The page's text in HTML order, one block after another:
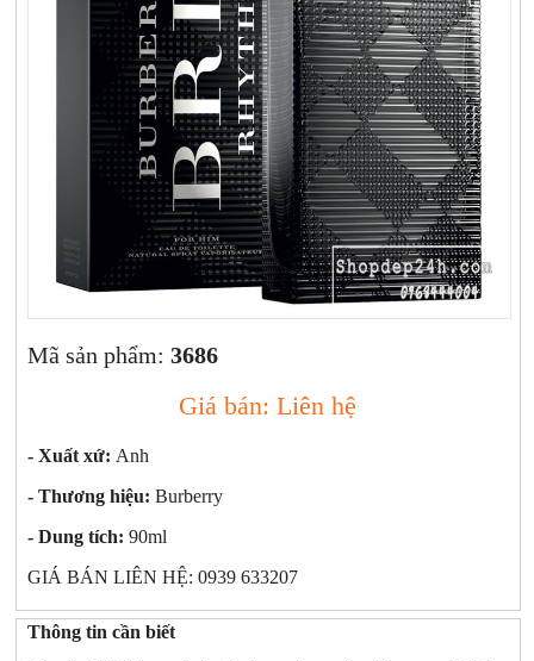
Xịt khoáng
Sữa rửa mặt | Tẩy trang | Lột mụn
Nước hoa hồng | Toner
Sản phẩm trang điểm khác
Kit | Samples các loại
Cushion | BB cream | CC cream
Giảm cân | Tăng cân
Sp chăm sóc da khác
Mã sản phẩm:3686
Giá bán: Liên hệ
- Xuất xứ: Anh
- Thương hiệu: Burberry
- Dung tích: 90ml
GIÁ BÁN LIÊN HỆ: 0939 633207
Thông tin cần biết